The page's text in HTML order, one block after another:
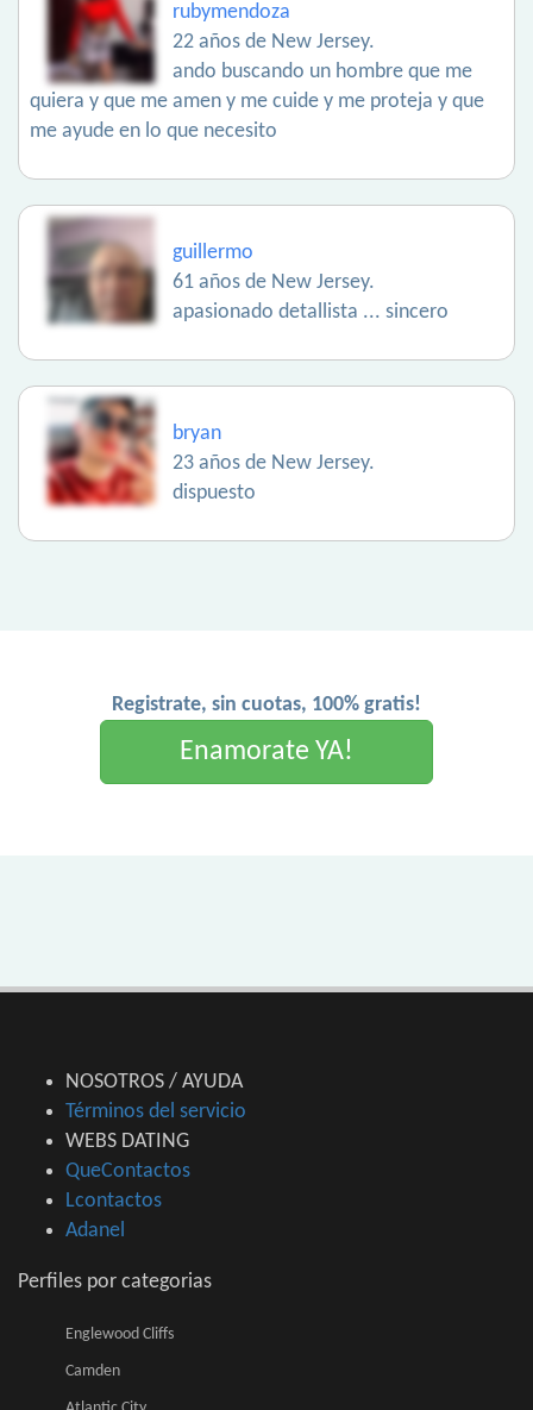
rubymendoza
22 años de New Jersey.
ando buscando un hombre que me
quiera y que me amen y me cuide y me proteja y que
me ayude en lo que necesito
guillermo
61 años de New Jersey.
apasionado detallista ... sincero
bryan
23 años de New Jersey.
dispuesto
Registrate, sin cuotas, 100% gratis!
Enamorate YA!
NOSOTROS / AYUDA
Términos del servicio
WEBS DATING
QueContactos
Lcontactos
Adanel
Perfiles por categorias
Englewood Cliffs
Camden